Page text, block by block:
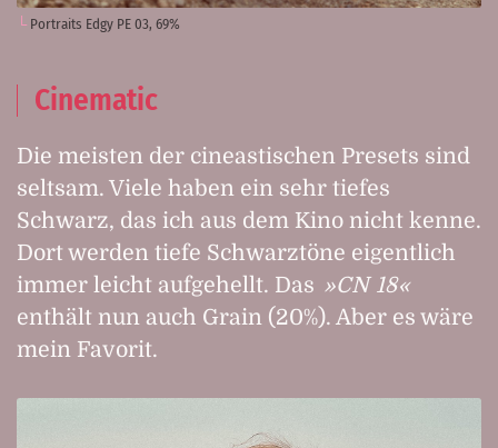
Portraits Edgy PE 03, 69%
Cinematic
Die meisten der cineastischen Presets sind
seltsam. Viele haben ein sehr tiefes
Schwarz, das ich aus dem Kino nicht kenne.
Dort werden tiefe Schwarztöne eigentlich
immer leicht aufgehellt. Das
CN 18
enthält nun auch Grain (20%). Aber es wäre
mein Favorit.